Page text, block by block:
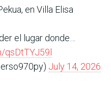
en Villa Elisa
el lugar donde…
qsDtTYJ59l
July 14, 2026